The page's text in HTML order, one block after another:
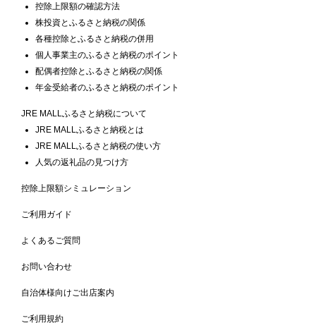
控除上限額の確認方法
株投資とふるさと納税の関係
各種控除とふるさと納税の併用
個人事業主のふるさと納税のポイント
配偶者控除とふるさと納税の関係
年金受給者のふるさと納税のポイント
JRE MALLふるさと納税について
JRE MALLふるさと納税とは
JRE MALLふるさと納税の使い方
人気の返礼品の見つけ方
控除上限額シミュレーション
ご利用ガイド
よくあるご質問
お問い合わせ
自治体様向けご出店案内
ご利用規約